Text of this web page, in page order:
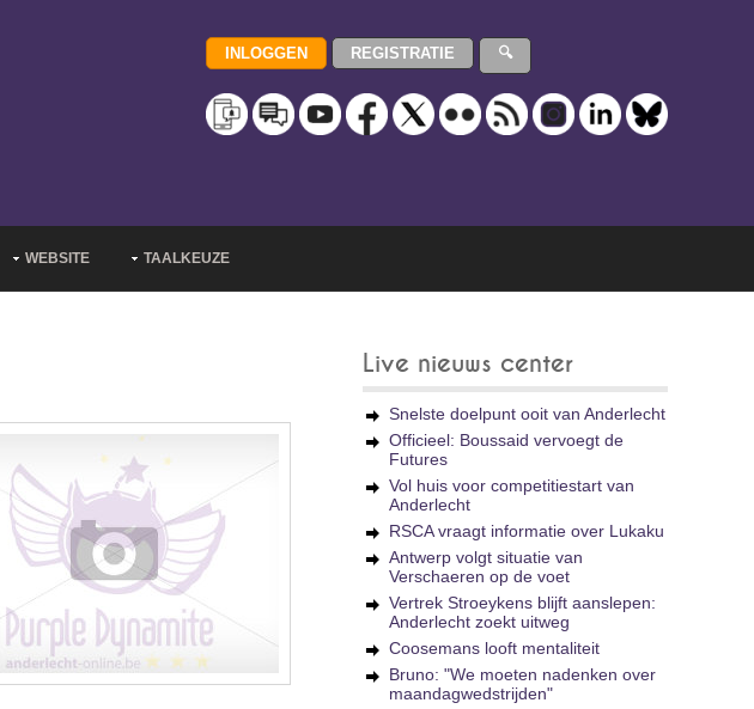
WEBSITE TAALKEUZE
Live nieuws center
Snelste doelpunt ooit van Anderlecht
Officieel: Boussaid vervoegt de
Futures
Vol huis voor competitiestart van
Anderlecht
RSCA vraagt informatie over Lukaku
Antwerp volgt situatie van
Verschaeren op de voet
Vertrek Stroeykens blijft aanslepen:
Anderlecht zoekt uitweg
Coosemans looft mentaliteit
Bruno: "We moeten nadenken over
maandagwedstrijden"